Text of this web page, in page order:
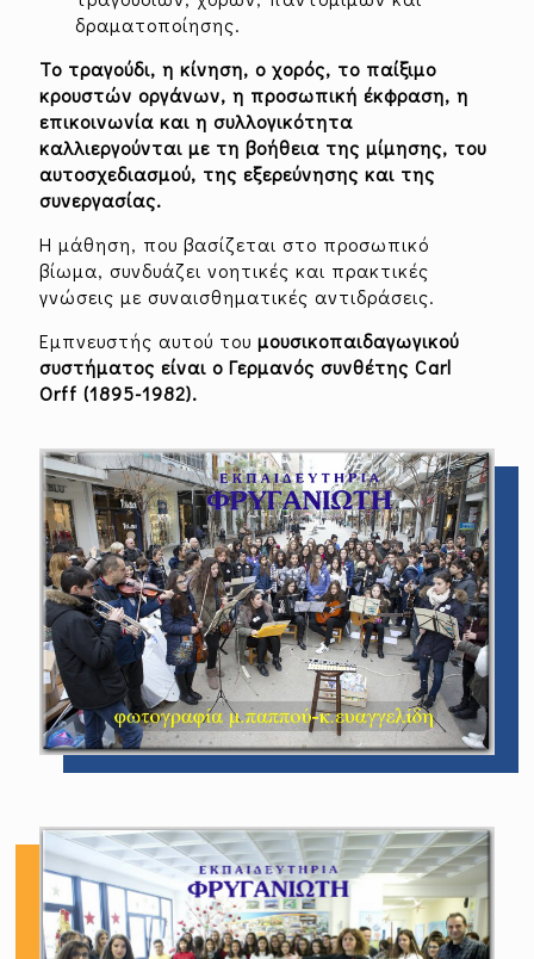
δραματοποίησης.
Το τραγούδι, η κίνηση, ο χορός, το παίξιμο
κρουστών οργάνων, η προσωπική έκφραση, η
επικοινωνία και η συλλογικότητα
καλλιεργούνται με τη βοήθεια της μίμησης, του
αυτοσχεδιασμού, της εξερεύνησης και της
συνεργασίας.
Η μάθηση, που βασίζεται στο προσωπικό
βίωμα, συνδυάζει νοητικές και πρακτικές
γνώσεις με συναισθηματικές αντιδράσεις.
Εμπνευστής αυτού του μουσικοπαιδαγωγικού
συστήματος είναι ο Γερμανός συνθέτης Carl
Orff (1895-1982).